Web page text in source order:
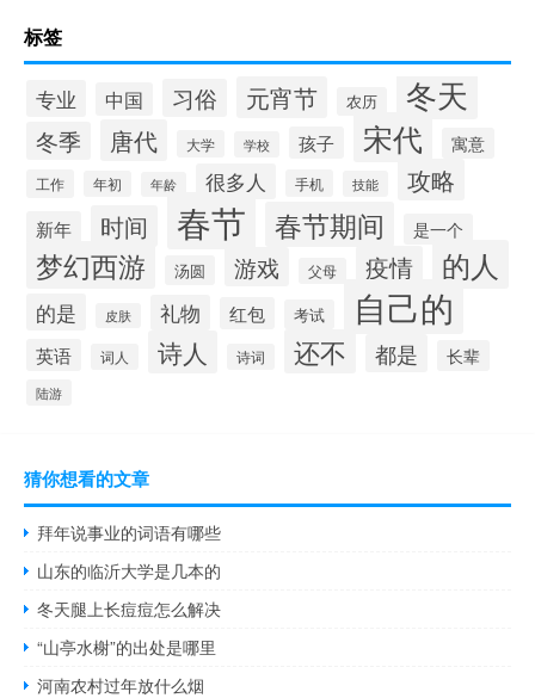
标签
专业 中国 习俗 元宵节 农历 冬天
冬季 唐代 大学 学校 孩子 宋代 寓意
工作 年初 年龄 很多人 手机 技能 攻略
新年 时间 春节 春节期间 是一个
梦幻西游 汤圆 游戏 父母 疫情 的人
的是 皮肤 礼物 红包 考试 自己的
英语 词人 诗人 诗词 还不 都是 长辈
陆游
猜你想看的文章
拜年说事业的词语有哪些
山东的临沂大学是几本的
冬天腿上长痘痘怎么解决
“山亭水榭”的出处是哪里
河南农村过年放什么烟